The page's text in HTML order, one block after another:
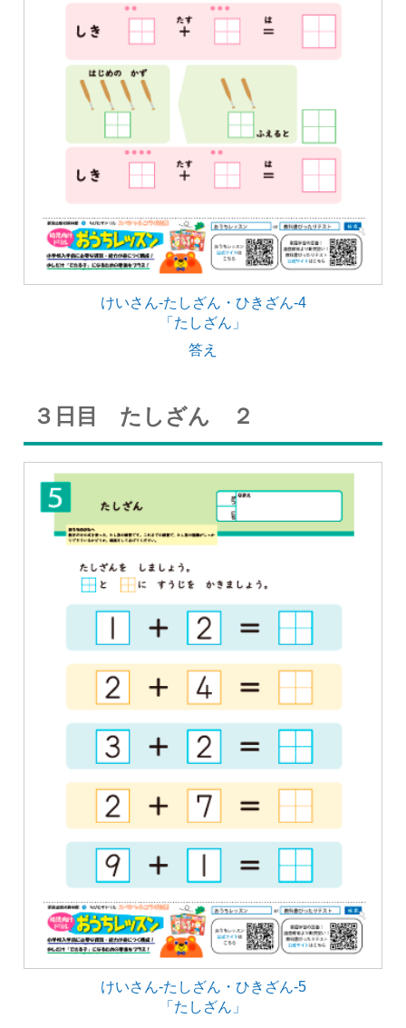
けいさん-たしざん・ひきざん-4
「たしざん」
答え
３日目 たしざん ２
けいさん-たしざん・ひきざん-5
「たしざん」